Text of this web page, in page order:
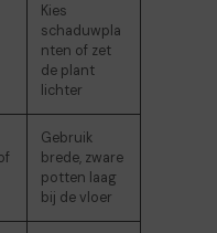
Kies
schaduwpla
nten of zet
de plant
lichter
Gebruik
brede, zware
potten laag
bij de vloer